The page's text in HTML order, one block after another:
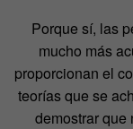
Porque sí, las
mucho más
proporcionan el
teorías que se
demostrar que